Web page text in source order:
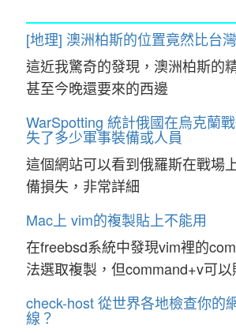
[地理] 澳洲柏斯的位置竟然比台
這近我驚奇的發現，澳洲柏斯的
甚至今晚還要來的西邊
WarSpotting 統計俄國在烏克蘭
失了多少軍事裝備或人員
這個網站可以看到俄羅斯在戰場
備損失，非常詳細
Mac上 vim的複製貼上不能用
在freebsd系統中發現vim裡的
法選取複製，但command+v可以
check-host 從世界各地檢查你的
線？